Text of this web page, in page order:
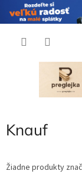
Knauf
Žiadne produkty